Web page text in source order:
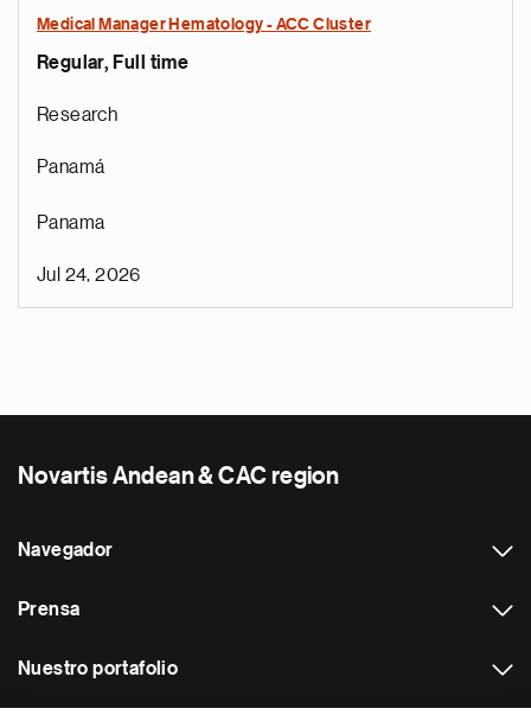
Medical Manager Hematology - ACC Cluster
Regular, Full time
Research
Panamá
Panama
Jul 24, 2026
Novartis Andean & CAC region
Navegador
Prensa
Nuestro portafolio